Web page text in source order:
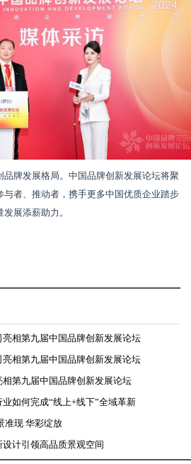
品牌发展格局。中国品牌创新发展论坛将聚
与者、推动者，携手更多中国优质企业踏步
展添薪助力。
相第九届中国品牌创新发展论坛
相第九届中国品牌创新发展论坛
第九届中国品牌创新发展论坛
如何完成“线上+线下”全域革新
准现 华彩绽放
计引领高品质景观空间